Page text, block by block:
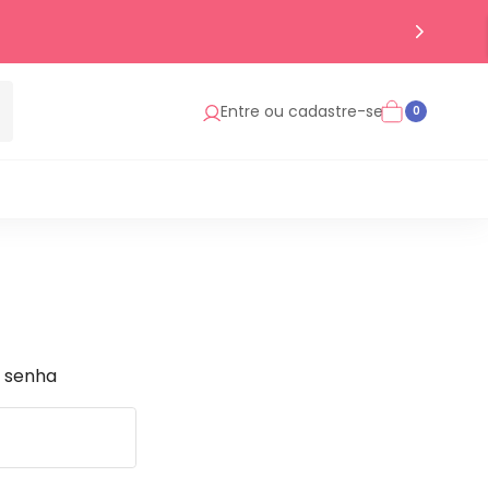
Entre ou cadastre-se 0